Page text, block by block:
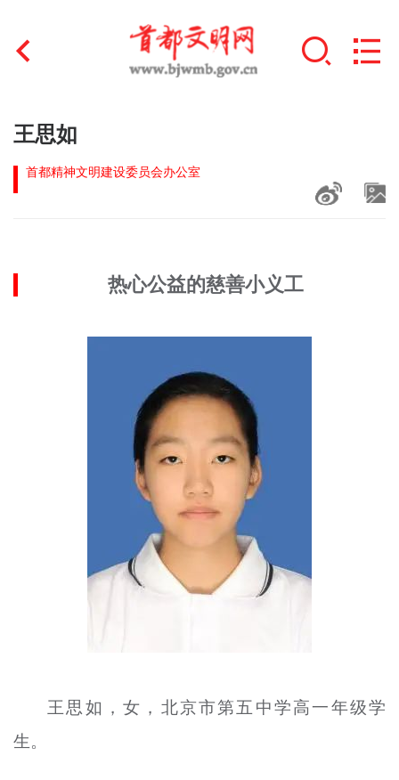
首页
文明创建
未成年人思想道德建设
北京宣传文化引导基金
宣传思想文化人才
王思如
首都精神文明建设委员会办公室
热心公益的慈善小义工
王思如，女，北京市第五中学高一年级学
生。